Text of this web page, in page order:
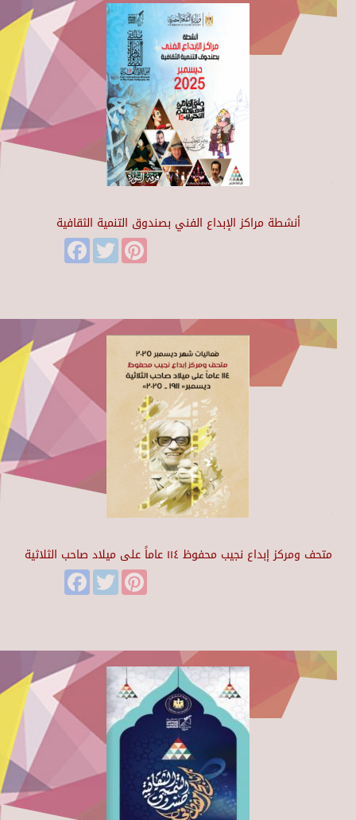
أنشطة مراكز الإبداع الفني بصندوق التنمية الثقافية
FacebookTwitter
متحف ومركز إبداع نجيب محفوظ ١١٤ عاماً على ميلاد صاحب الثلاثية
FacebookTwitter